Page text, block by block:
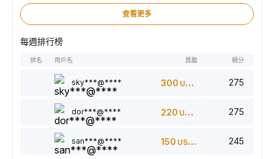
查看更多
每週排行榜
排名 用戶名 獎勵 積分
sky***@**** 300 USDT 275
dor***@**** 220 USDT 275
san***@**** 150 USDT 245